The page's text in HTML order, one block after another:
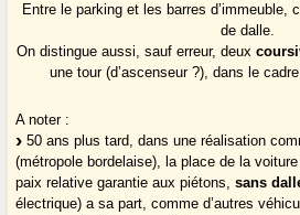
Entre le parking et les barres d’immeuble,
de dalle.
On distingue aussi, sauf erreur, deux
une tour (d’ascenseur ?), dans le
A noter :
50 ans plus tard, dans une réalisation
(métropole bordelaise), la place de la
paix relative garantie aux piétons,sans
électrique) a sa part, comme d’autres